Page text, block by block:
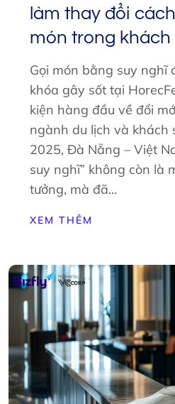
làm thay đổi
món trong khách
Gọi món bằng suy nghĩ
khóa gây sốt tại
kiện hàng đầu về đổi
ngành du lịch và khách
2025, Đà Nẵng – Việt
suy nghĩ” không còn là
tưởng, mà đã…
XEM THÊM